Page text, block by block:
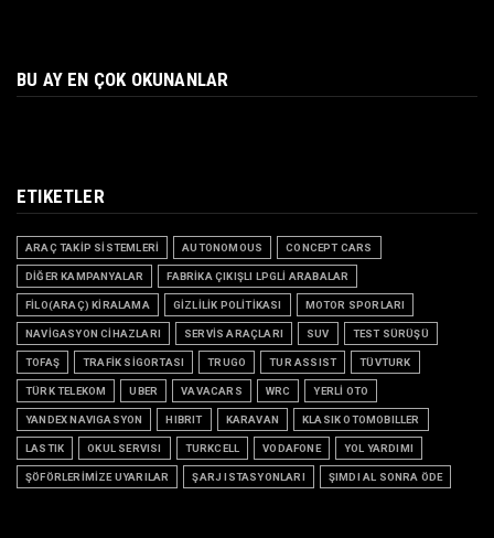
BU AY EN ÇOK OKUNANLAR
ETIKETLER
ARAÇ TAKİP SİSTEMLERİ AUTONOMOUS CONCEPT CARS
DİĞER KAMPANYALAR FABRİKA ÇIKIŞLI LPGLİ ARABALAR
FİLO(ARAÇ) KİRALAMA GİZLİLİK POLİTİKASI MOTOR SPORLARI
NAVİGASYON CİHAZLARI SERVİS ARAÇLARI SUV TEST SÜRÜŞÜ
TOFAŞ TRAFİK SİGORTASI TRUGO TUR ASSIST TÜVTURK
TÜRK TELEKOM UBER VAVACARS WRC YERLİ OTO
YANDEX NAVIGASYON HIBRIT KARAVAN KLASIK OTOMOBILLER
LASTIK OKUL SERVISI TURKCELL VODAFONE YOL YARDIMI
ŞÖFÖRLERİMİZE UYARILAR ŞARJ ISTASYONLARI ŞIMDI AL SONRA ÖDE